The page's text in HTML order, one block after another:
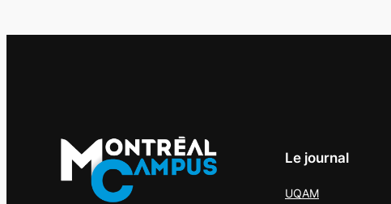
Le journal
UQAM